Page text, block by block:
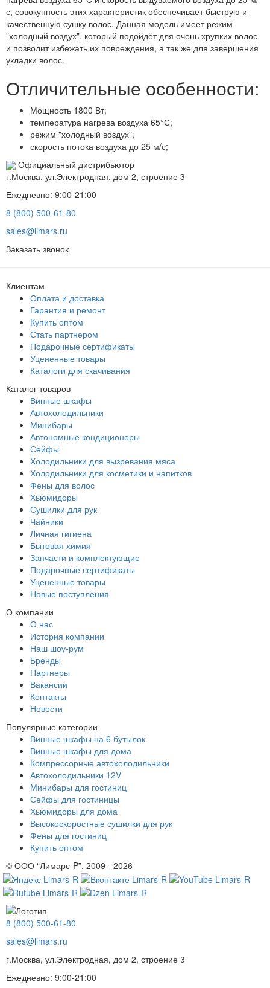
с, совокупность этих характеристик обеспечивает быструю и
качественную сушку волос. Данная модель имеет режим
"холодный воздух", который подойдёт для очень хрупких волос
и позволит избежать их повреждения, а так же для завершения
укладки волос.
Отличительные особенности:
Мощность 1800 Вт;
температура нагрева воздуха 65°С;
режим "холодный воздух";
скорость потока воздуха до 25 м/с;
Официальный дистрибьютор
г.Москва, ул.Электродная, дом 2, строение 3
Ежедневно: 9:00-21:00
8 (800) 500-61-80
sales@limars.ru
Заказать звонок
Клиентам
Оплата и доставка
Гарантия и ремонт
Купить оптом
Стать партнером
Подарочные сертификаты
Уцененные товары
Каталоги для скачивания
Каталог товаров
Винные шкафы
Автохолодильники
Минибары
Автономные кондиционеры
Сейфы
Холодильники для вызревания мяса
Холодильники для косметики и напитков
Фены для волос
Хьюмидоры
Сушилки для рук
Чайники
Личная гигиена
Бытовая химия
Запчасти и комплектующие
Подарочные сертификаты
Уцененные товары
Новые поступления
О компании
О нас
История компании
Наш шоу-рум
Бренды
Партнеры
Вакансии
Контакты
Новости
Популярные категории
Винные шкафы на 6 бутылок
Винные шкафы для дома
Компрессорные автохолодильники
Автохолодильники 12V
Минибары для гостиниц
Сейфы для гостиницы
Хьюмидоры для дома
Высокоскоростные сушилки для рук
Фены для гостиниц
Купить оптом
© ООО “Лимарс-P”, 2009 - 2026
8 (800) 500-61-80
sales@limars.ru
г.Москва, ул.Электродная, дом 2, строение 3
Ежедневно: 9:00-21:00